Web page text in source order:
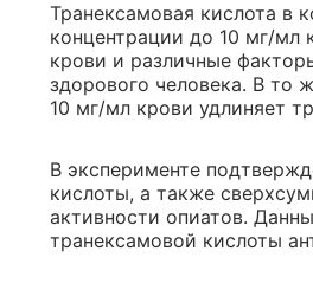
Транексамовая кислота в
концентрации до 10 мг/мл
крови и различные
здорового человека. В то
10 мг/мл крови удлиняет
В эксперименте
кислоты, а также
активности опиатов.
транексамовой кислоты